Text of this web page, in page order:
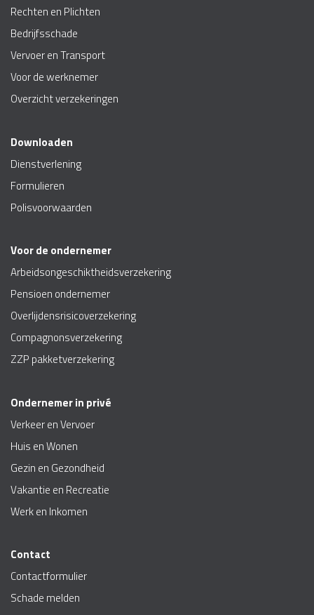
Rechten en Plichten
Bedrijfsschade
Vervoer en Transport
Voor de werknemer
Overzicht verzekeringen
Downloaden
Dienstverlening
Formulieren
Polisvoorwaarden
Voor de ondernemer
Arbeidsongeschiktheidsverzekering
Pensioen ondernemer
Overlijdensrisicoverzekering
Compagnonsverzekering
ZZP pakketverzekering
Ondernemer in privé
Verkeer en Vervoer
Huis en Wonen
Gezin en Gezondheid
Vakantie en Recreatie
Werk en Inkomen
Contact
Contactformulier
Schade melden